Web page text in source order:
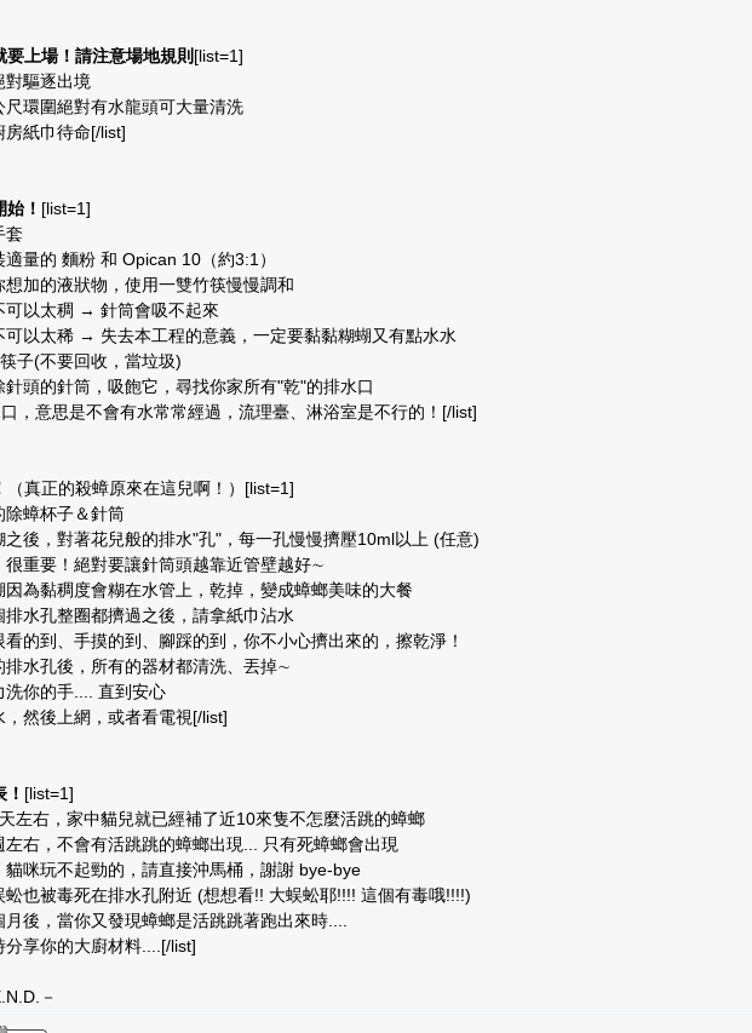
上場！請注意場地規則 [list=1]
對驅逐出境
尺環圍絕對有水龍頭可大量清洗
房紙巾待命[/list]
！ [list=1]
套
量的 麵粉 和 Opican 10（約3:1）
想加的液狀物，使用一雙竹筷慢慢調和
可以太稠 → 針筒會吸不起來
可以太稀 → 失去本工程的意義，一定要黏黏糊蝴又有點水水
子(不要回收，當垃圾)
針頭的針筒，吸飽它，尋找你家所有"乾"的排水口
，意思是不會有水常常經過，流理臺、淋浴室是不行的！[/list]
（真正的殺蟑原來在這兒啊！）[list=1]
除蟑杯子＆針筒
之後，對著花兒般的排水"孔"，每一孔慢慢擠壓10ml以上 (任意)
很重要！絕對要讓針筒頭越靠近管壁越好∼
因為黏稠度會糊在水管上，乾掉，變成蟑螂美味的大餐
排水孔整圈都擠過之後，請拿紙巾沾水
看的到、手摸的到、腳踩的到，你不小心擠出來的，擦乾淨！
排水孔後，所有的器材都清洗、丟掉∼
洗你的手.... 直到安心
，然後上網，或者看電視[/list]
[list=1]
左右，家中貓兒就已經補了近10來隻不怎麼活跳的蟑螂
左右，不會有活跳跳的蟑螂出現... 只有死蟑螂會出現
貓咪玩不起勁的，請直接沖馬桶，謝謝 bye-bye
蚣也被毒死在排水孔附近 (想想看!! 大蜈蚣耶!!!! 這個有毒哦!!!!)
後，當你又發現蟑螂是活跳跳著跑出來時....
分享你的大廚材料....[/list]
－